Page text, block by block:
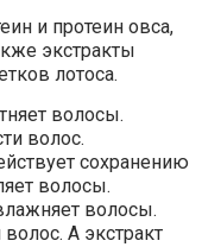
и протеин овса,
экстракты
лотоса.
волосы.
волос.
сохранению
волосы.
волосы.
А экстракт